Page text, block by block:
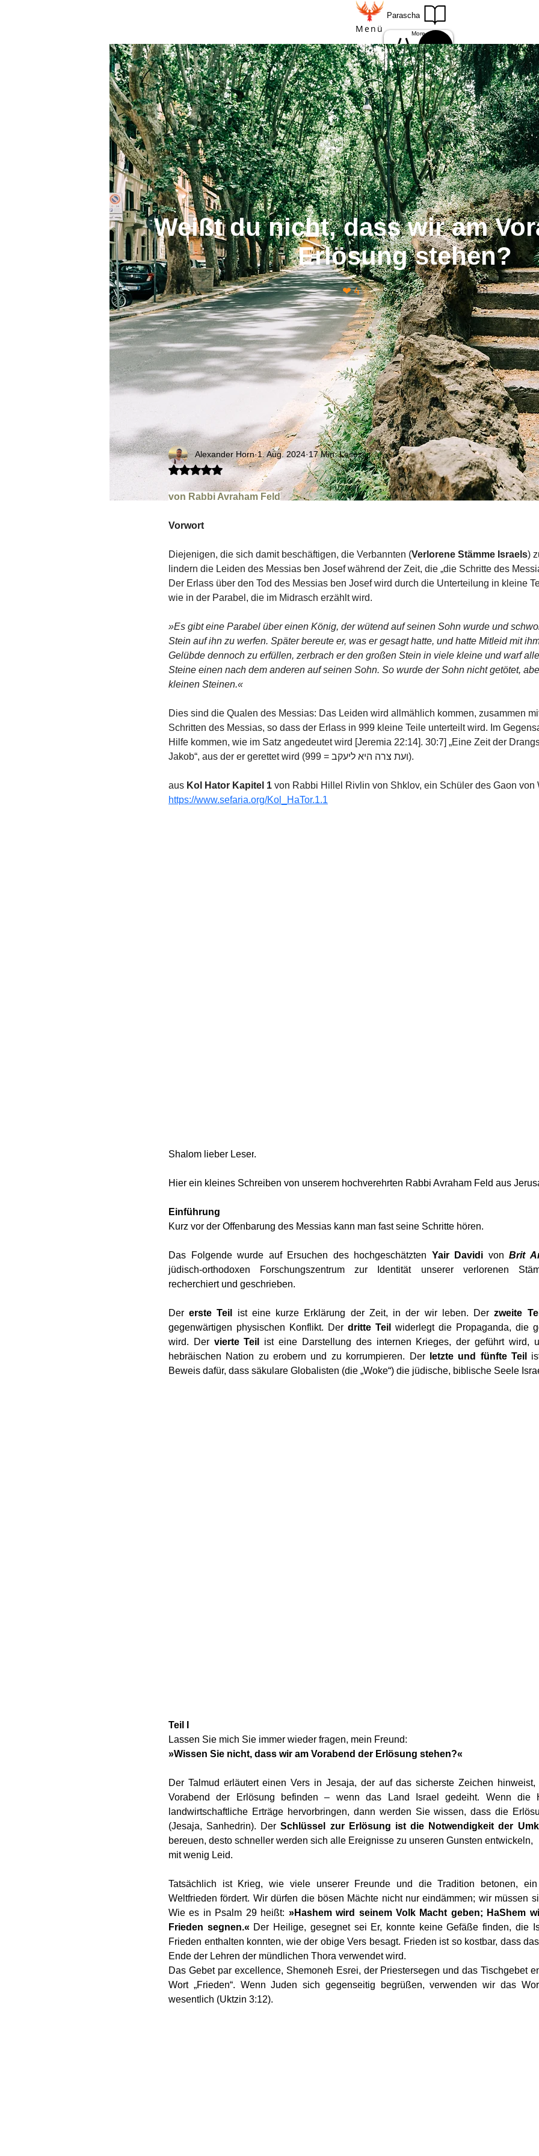
Menü
Parascha
More
Einloggen
Anmelden
Weißt du nicht, dass wir am
Erlösung stehen?
❤ 4 142 Ansichten
Alexander Horn 1. Aug. 2024 17 Min. Lesezeit
Mit NaN von 5 Sternen bewertet.
von Rabbi Avraham Feld
Vorwort
Diejenigen, die sich damit beschäftigen, die Verbannten (Verlorene Stämme Israels)
lindern die Leiden des Messias ben Josef während der Zeit, die „die Schritte des
Der Erlass über den Tod des Messias ben Josef wird durch die Unterteilung in kleine
wie in der Parabel, die im Midrasch erzählt wird.
»Es gibt eine Parabel über einen König, der wütend auf seinen Sohn wurde und
Stein auf ihn zu werfen. Später bereute er, was er gesagt hatte, und hatte Mitleid mit
Gelübde dennoch zu erfüllen, zerbrach er den großen Stein in viele kleine und warf
Steine ​​einen nach dem anderen auf seinen Sohn. So wurde der Sohn nicht getötet,
kleinen Steinen.«
Dies sind die Qualen des Messias: Das Leiden wird allmählich kommen, zusammen
Schritten des Messias, so dass der Erlass in 999 kleine Teile unterteilt wird. Im
Hilfe kommen, wie im Satz angedeutet wird [Jeremia 22:14]. 30:7] „Eine Zeit der
Jakob“, aus der er gerettet wird (ועת צרה היא ליעקב = 999).
aus Kol Hator Kapitel 1 von Rabbi Hillel Rivlin von Shklov, ein Schüler des Gaon von
https://www.sefaria.org/Kol_HaTor.1.1
Shalom lieber Leser.
Hier ein kleines Schreiben von unserem hochverehrten Rabbi Avraham Feld aus
Einführung
Kurz vor der Offenbarung des Messias kann man fast seine Schritte hören.
Das Folgende wurde auf Ersuchen des hochgeschätzten Yair Davidi von Brit
jüdisch-orthodoxen Forschungszentrum zur Identität unserer verlorenen
recherchiert und geschrieben.
Der erste Teil ist eine kurze Erklärung der Zeit, in der wir leben. Der zweite
gegenwärtigen physischen Konflikt. Der dritte Teil
widerlegt die Propaganda, die
wird. Der vierte Teil
ist eine Darstellung des internen Krieges, der geführt wird,
hebräischen Nation zu erobern und zu korrumpieren. Der
letzte und fünfte Teil
Beweis dafür, dass säkulare Globalisten (die „Woke“) die jüdische, biblische Seele
Teil I
Lassen Sie mich Sie immer wieder fragen, mein Freund:
»Wissen Sie nicht, dass wir am Vorabend der Erlösung stehen?«
Der Talmud erläutert einen Vers in Jesaja, der auf das sicherste Zeichen
Vorabend der Erlösung befinden – wenn das Land Israel gedeiht. Wenn die
landwirtschaftliche Erträge hervorbringen, dann werden Sie wissen, dass die
(Jesaja, Sanhedrin). Der Schlüssel zur Erlösung ist die Notwendigkeit der
bereuen, desto schneller werden sich alle Ereignisse zu unseren Gunsten entwickeln,
mit wenig Leid.
Tatsächlich ist Krieg, wie viele unserer Freunde und die Tradition betonen,
Weltfrieden fördert. Wir dürfen die bösen Mächte nicht nur eindämmen; wir müssen
Wie es in Psalm 29 heißt: »Hashem wird seinem Volk Macht geben; HaShem
Frieden segnen.« Der Heilige, gesegnet sei Er, konnte keine Gefäße finden, die
Frieden enthalten konnten, wie der obige Vers besagt. Frieden ist so kostbar, dass
Ende der Lehren der mündlichen Thora verwendet wird.
Das Gebet par excellence, Shemoneh Esrei, der Priestersegen und das Tischgebet
Wort „Frieden“. Wenn Juden sich gegenseitig begrüßen, verwenden wir das
wesentlich (Uktzin 3:12).